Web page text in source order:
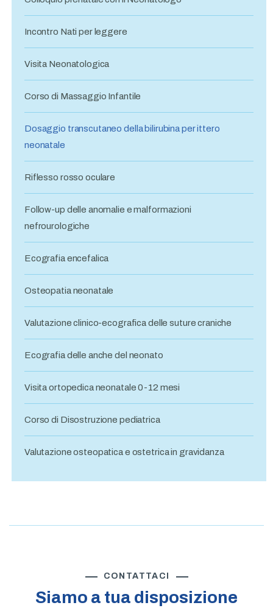
Incontro Nati per leggere
Visita Neonatologica
Corso di Massaggio Infantile
Dosaggio transcutaneo della bilirubina per ittero
neonatale
Riflesso rosso oculare
Follow-up delle anomalie e malformazioni
nefrourologiche
Ecografia encefalica
Osteopatia neonatale
Valutazione clinico-ecografica delle suture craniche
Ecografia delle anche del neonato
Visita ortopedica neonatale 0-12 mesi
Corso di Disostruzione pediatrica
Valutazione osteopatica e ostetrica in gravidanza
CONTATTACI
Siamo a tua disposizione